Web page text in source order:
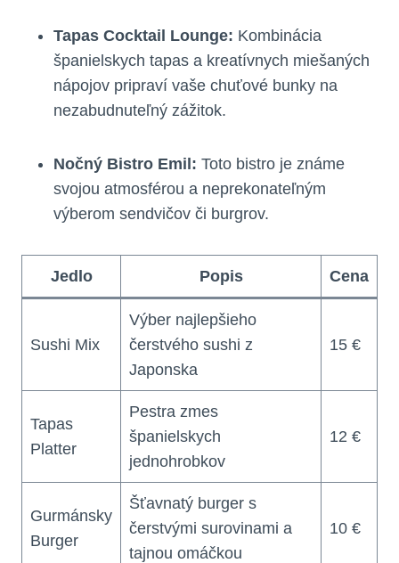
Tapas Cocktail Lounge: Kombinácia
španielskych tapas a kreatívnych miešaných
nápojov pripraví vaše chuťové bunky na
nezabudnuteľný zážitok.
Nočný Bistro Emil: Toto bistro je známe
svojou atmosférou a neprekonateľným
výberom sendvičov či burgrov.
Jedlo Popis Cena
Sushi Mix
Výber najlepšieho
čerstvého sushi z
Japonska
15 €
Tapas
Platter
Pestra zmes
španielskych
jednohrobkov
12 €
Gurmánsky
Burger
Šťavnatý burger s
čerstvými surovinami a
tajnou omáčkou
10 €